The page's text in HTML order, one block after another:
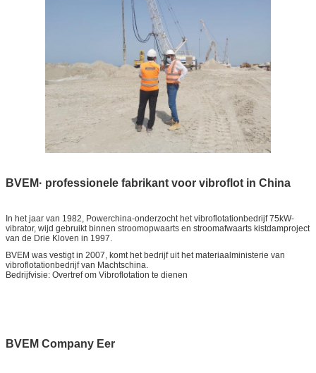
BVEM· professionele fabrikant voor vibroflot in China
In het jaar van 1982, Powerchina-onderzocht het vibroflotationbedrijf 75kW-
vibrator, wijd gebruikt binnen stroomopwaarts en stroomafwaarts kistdamproject
van de Drie Kloven in 1997.
BVEM was vestigt in 2007, komt het bedrijf uit het materiaalministerie van
vibroflotationbedrijf van Machtschina.
Bedrijfvisie: Overtref om Vibroflotation te dienen
BVEM Company Eer